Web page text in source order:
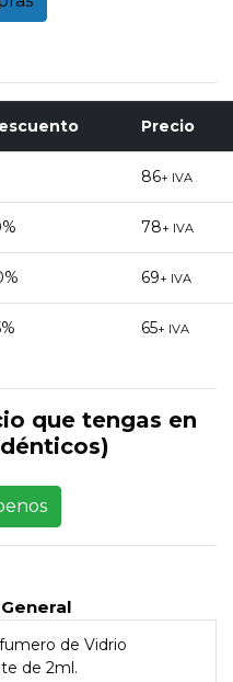
Precio
86+ IVA
78+ IVA
69+ IVA
65+ IVA
que tengas en
de Vidrio
de 2ml.